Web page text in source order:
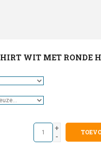
WIT MET RONDE
+
-